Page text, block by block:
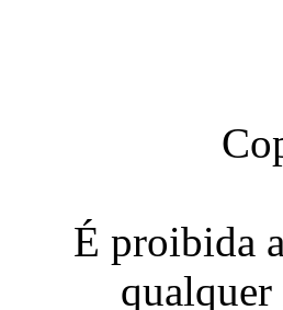
É proibida
qualquer